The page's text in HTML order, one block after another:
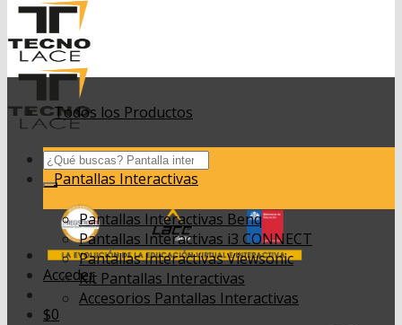
Buscar
por:
Acceder
$0
Todos los Productos
Pantallas Interactivas
Pantallas Interactivas Benq
Pantallas Interactivas i3 CONNECT
Pantallas Interactivas Viewsonic
Kit Pantallas Interactivas
Accesorios Pantallas Interactivas